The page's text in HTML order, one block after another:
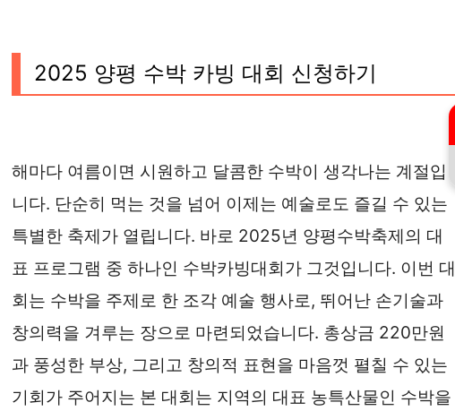
2025 양평 수박 카빙 대회 신청하기
해마다 여름이면 시원하고 달콤한 수박이 생각나는 계절입
니다. 단순히 먹는 것을 넘어 이제는 예술로도 즐길 수 있는
특별한 축제가 열립니다. 바로 2025년 양평수박축제의 대
표 프로그램 중 하나인 수박카빙대회가 그것입니다. 이번 대
회는 수박을 주제로 한 조각 예술 행사로, 뛰어난 손기술과
창의력을 겨루는 장으로 마련되었습니다. 총상금 220만원
과 풍성한 부상, 그리고 창의적 표현을 마음껏 펼칠 수 있는
기회가 주어지는 본 대회는 지역의 대표 농특산물인 수박을